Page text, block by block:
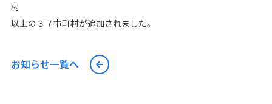
村
以上の３７市町村が追加されました。
お知らせ一覧へ